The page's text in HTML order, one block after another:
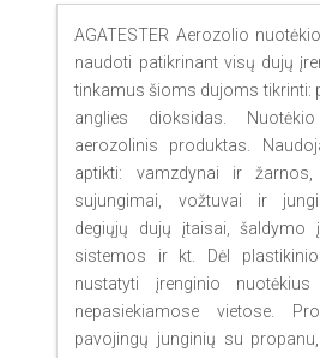
AGATESTER Aerozolio
naudoti patikrinant visų dujų
tinkamus šioms dujoms tikrinti:
anglies dioksidas.
aerozolinis produktas.
aptikti: vamzdynai ir
sujungimai, vožtuvai ir
degiųjų dujų įtaisai, šaldymo
sistemos ir kt. Dėl
nustatyti įrenginio
nepasiekiamose vietose.
pavojingų junginių su